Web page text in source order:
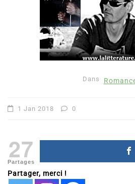
Dans
1 Jan 2018 0
27
Partages
Partager, merci !